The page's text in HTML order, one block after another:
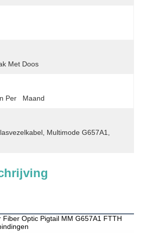
Met Doos
Per   Maand
Multimode G657A1
Fiber Optic Pigtail MM G657A1 FTTH